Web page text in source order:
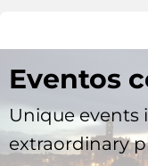
Eventos
Unique events
extraordinary